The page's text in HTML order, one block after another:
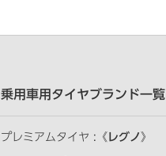
乗用車用タイヤブランド一覧
プレミアムタイヤ :《 レグノ 》